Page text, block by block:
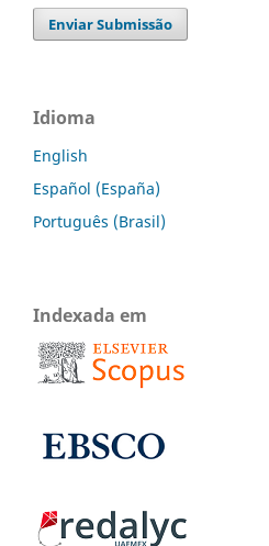
Enviar Submissão
Idioma
English
Español (España)
Português (Brasil)
Indexada em